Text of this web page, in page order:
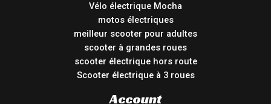
Vélo électrique Mocha
motos électriques
meilleur scooter pour adultes
scooter à grandes roues
scooter électrique hors route
Scooter électrique à 3 roues
Account